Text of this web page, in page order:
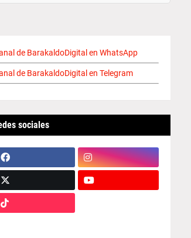
de BarakaldoDigital en WhatsApp
de BarakaldoDigital en Telegram
sociales